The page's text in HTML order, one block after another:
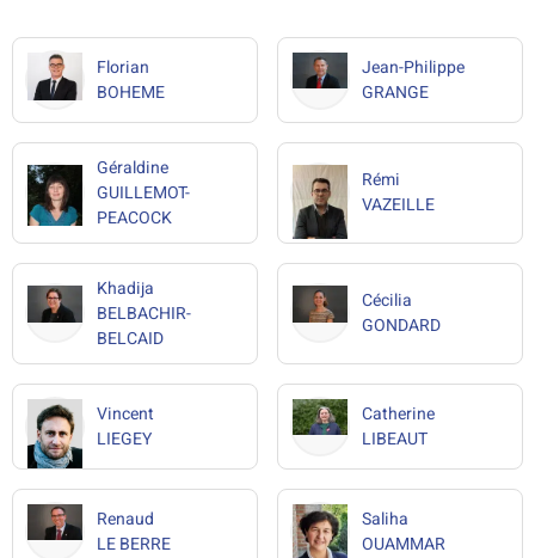
Florian
BOHEME
Jean-Philippe
GRANGE
Géraldine
GUILLEMOT-
PEACOCK
Rémi
VAZEILLE
Khadija
BELBACHIR-
BELCAID
Cécilia
GONDARD
Vincent
LIEGEY
Catherine
LIBEAUT
Renaud
LE BERRE
Saliha
OUAMMAR